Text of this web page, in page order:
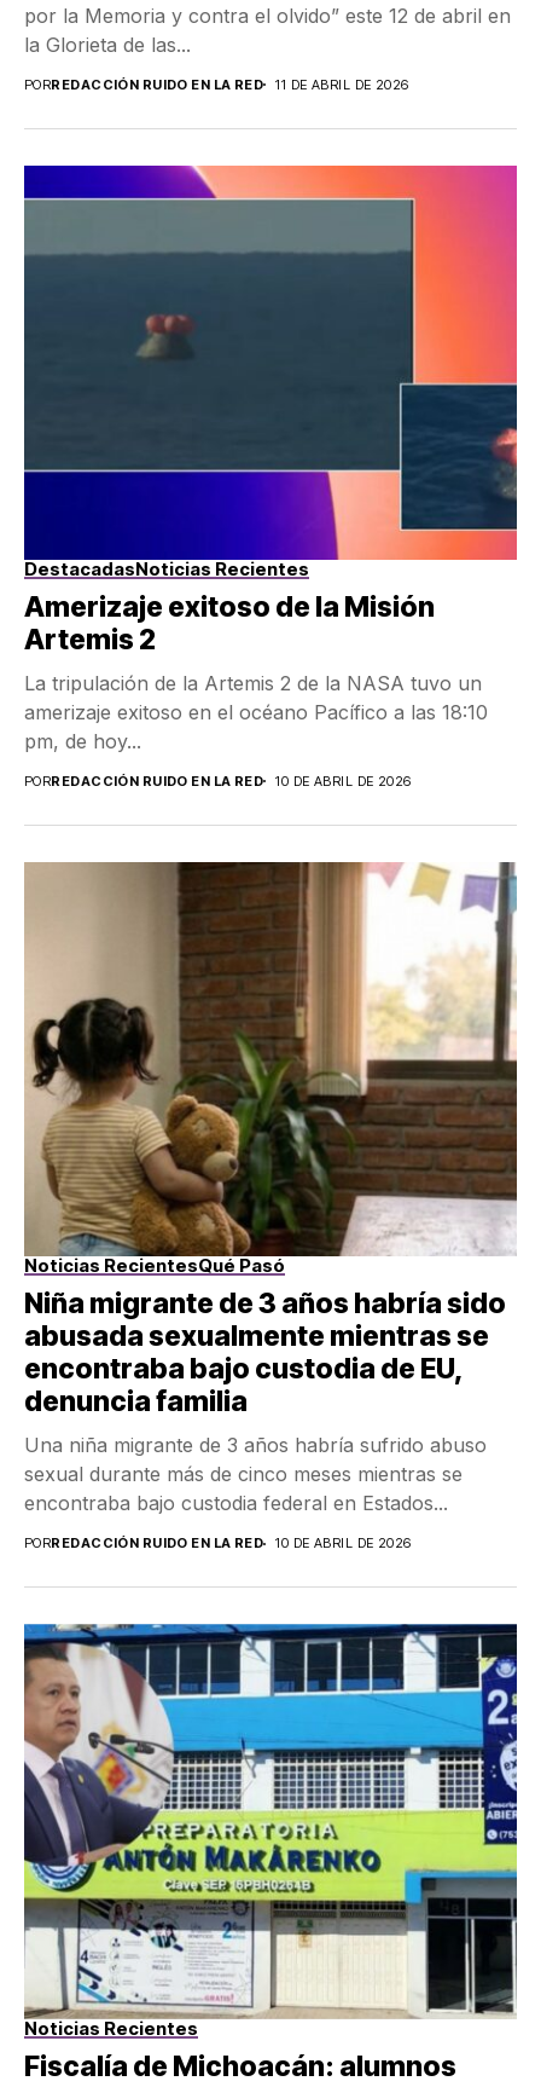
por la Memoria y contra el olvido” este 12 de abril en
la Glorieta de las...
PORREDACCIÓN RUIDO EN LA RED 11 DE ABRIL DE 2026
DestacadasNoticias Recientes
Amerizaje exitoso de la Misión
Artemis 2
La tripulación de la Artemis 2 de la NASA tuvo un
amerizaje exitoso en el océano Pacífico a las 18:10
pm, de hoy...
PORREDACCIÓN RUIDO EN LA RED 10 DE ABRIL DE 2026
Noticias RecientesQué Pasó
Niña migrante de 3 años habría sido
abusada sexualmente mientras se
encontraba bajo custodia de EU,
denuncia familia
Una niña migrante de 3 años habría sufrido abuso
sexual durante más de cinco meses mientras se
encontraba bajo custodia federal en Estados...
PORREDACCIÓN RUIDO EN LA RED 10 DE ABRIL DE 2026
Noticias Recientes
Fiscalía de Michoacán: alumnos